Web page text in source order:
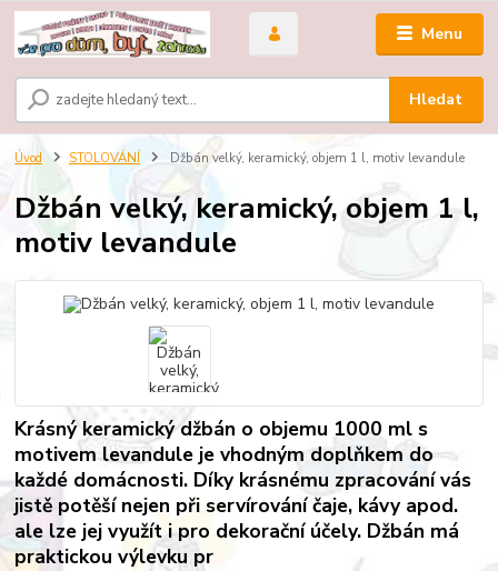
Menu
Hledat
Úvod STOLOVÁNÍ Džbán velký, keramický, objem 1 l, motiv levandule
Džbán velký, keramický, objem 1 l,
motiv levandule
Krásný keramický džbán o objemu 1000 ml s
motivem levandule je vhodným doplňkem do
každé domácnosti. Díky krásnému zpracování vás
jistě potěší nejen při servírování čaje, kávy apod.
ale lze jej využít i pro dekorační účely. Džbán má
praktickou výlevku pr